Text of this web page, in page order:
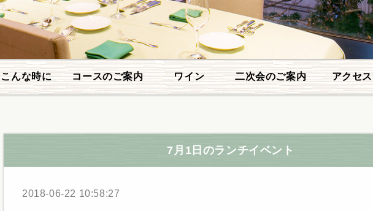
こんな時に コースのご案内 ワイン 二次会のご案内 アクセス
7月1日のランチイベント
2018-06-22 10:58:27